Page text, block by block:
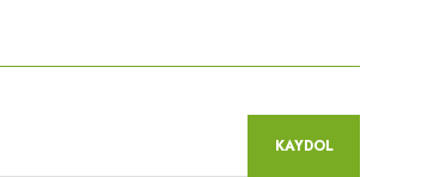
KAYDOL